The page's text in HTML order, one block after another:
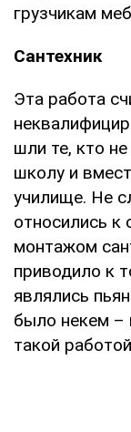
грузчикам
Сантехник
Эта работа
шли те, кто
школу и
училище. Не
относились к
монтажом
приводило к
являлись
было некем –
такой